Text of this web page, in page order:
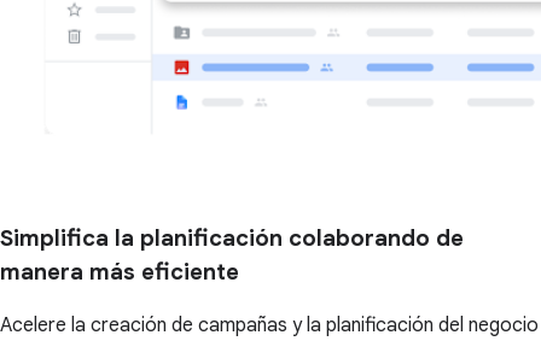
Simplifica la planificación colaborando de
manera más eficiente
Acelere la creación de campañas y la planificación del negocio